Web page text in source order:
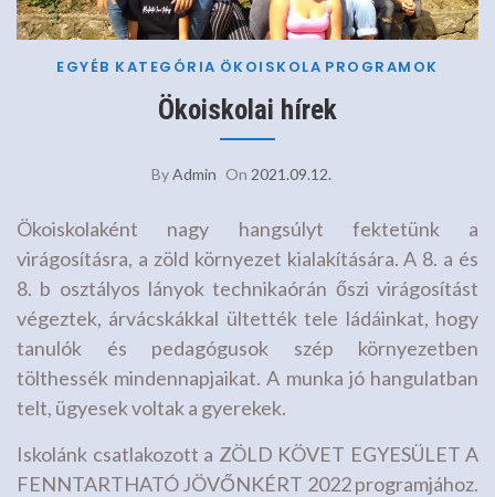
EGYÉB KATEGÓRIA ÖKOISKOLA PROGRAMOK
Ökoiskolai hírek
ByAdmin On 2021.09.12.
Ökoiskolaként nagy hangsúlyt fektetünk a
virágosításra, a zöld környezet kialakítására. A 8. a és
8. b osztályos lányok technikaórán őszi virágosítást
végeztek, árvácskákkal ültették tele ládáinkat, hogy
tanulók és pedagógusok szép környezetben
tölthessék mindennapjaikat. A munka jó hangulatban
telt, ügyesek voltak a gyerekek.
Iskolánk csatlakozott a ZÖLD KÖVET EGYESÜLET A
FENNTARTHATÓ JÖVŐNKÉRT 2022 programjához.